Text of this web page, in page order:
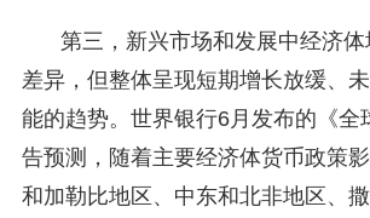
第三，新兴市场和发展中经济
差异，但整体呈现短期增长放缓、
能的趋势。世界银行6月发布的《全
告预测，随着主要经济体货币政策
和加勒比地区、中东和北非地区、